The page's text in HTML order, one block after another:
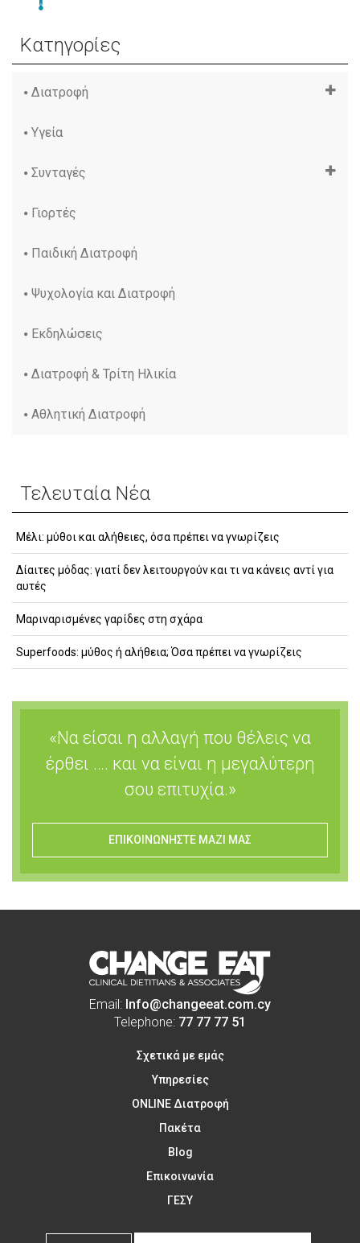
Κατηγορίες
Διατροφή
Υγεία
Συνταγές
Γιορτές
Παιδική Διατροφή
Ψυχολογία και Διατροφή
Εκδηλώσεις
Διατροφή & Τρίτη Ηλικία
Αθλητική Διατροφή
Τελευταία Νέα
Μέλι: μύθοι και αλήθειες, όσα πρέπει να γνωρίζεις
Δίαιτες μόδας: γιατί δεν λειτουργούν και τι να κάνεις αντί για
αυτές
Μαριναρισμένες γαρίδες στη σχάρα
Superfoods: μύθος ή αλήθεια; Όσα πρέπει να γνωρίζεις
«Να είσαι η αλλαγή που θέλεις να
έρθει …. και να είναι η μεγαλύτερη
σου επιτυχία.»
ΕΠΙΚΟΙΝΩΝΗΣΤΕ ΜΑΖΙ ΜΑΣ
Email: Info@changeeat.com.cy
Telephone: 77 77 77 51
Σχετικά με εμάς
Υπηρεσίες
ONLINE Διατροφή
Πακέτα
Blog
Επικοινωνία
ΓΕΣΥ